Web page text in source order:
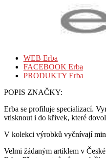
WEB Erba
FACEBOOK Erba
PRODUKTY Erba
POPIS ZNAČKY:
Erba se profiluje specializací.
vtisknout i do křivek, které
V kolekci výrobků vyčnívají
Velmi žádaným artiklem v